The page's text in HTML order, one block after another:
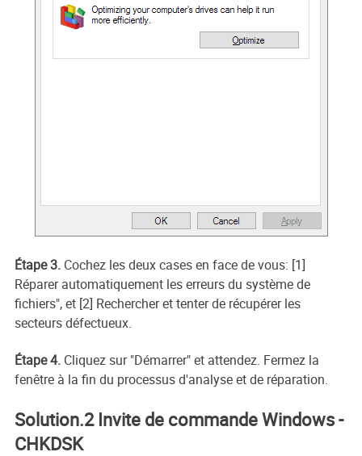
Étape 3. Cochez les deux cases en face de vous: [1]
Réparer automatiquement les erreurs du système de
fichiers", et [2] Rechercher et tenter de récupérer les
secteurs défectueux.
Étape 4. Cliquez sur "Démarrer" et attendez. Fermez la
fenêtre à la fin du processus d'analyse et de réparation.
Solution.2 Invite de commande Windows -
CHKDSK